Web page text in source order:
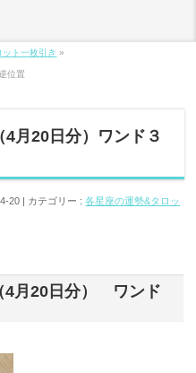
ト一枚引き »
位置
月20日分）ワンド３
20 カテゴリー :各星座の運勢&タロッ
4月20日分） ワンド